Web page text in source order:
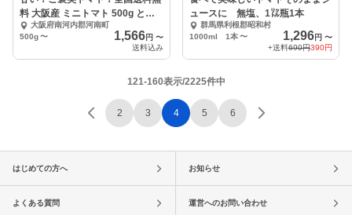
料 大阪産 ミニトマト 500g とま
と 南河内
大阪府南河内郡河南町
500g〜 1,566円 〜
送料込み
ュースに 無塩、1㍑瓶1本
群馬県利根郡昭和村
1000ml 1本 〜 1,296円 〜
+送料690円390円
121-160表示/2225件中
2 3 4 5 6
はじめての方へ お知らせ
よくある質問 運営へのお問い合わせ